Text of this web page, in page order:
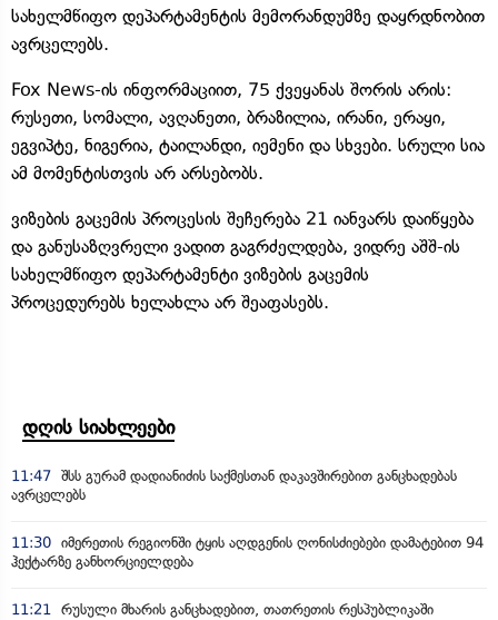
სახელმწიფო დეპარტამენტის მემორანდუმზე დაყრდნობით
ავრცელებს.
Fox News-ის ინფორმაციით, 75 ქვეყანას შორის არის:
რუსეთი, სომალი, ავღანეთი, ბრაზილია, ირანი, ერაყი,
ეგვიპტე, ნიგერია, ტაილანდი, იემენი და სხვები. სრული სია
ამ მომენტისთვის არ არსებობს.
ვიზების გაცემის პროცესის შეჩერება 21 იანვარს დაიწყება
და განუსაზღვრელი ვადით გაგრძელდება, ვიდრე აშშ-ის
სახელმწიფო დეპარტამენტი ვიზების გაცემის
პროცედურებს ხელახლა არ შეაფასებს.
დღის სიახლეები
11:47 შსს გურამ დადიანიძის საქმესთან დაკავშირებით განცხადებას
ავრცელებს
11:30 იმერეთის რეგიონში ტყის აღდგენის ღონისძიებები დამატებით 94
ჰექტარზე განხორციელდება
11:21
რუსული მხარის განცხადებით, თათრეთის რესპუბლიკაში